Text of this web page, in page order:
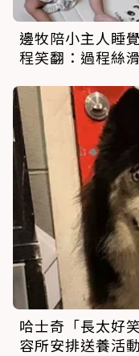
邊牧陪小主人睡
程笑翻：過程絲
哈士奇「長太好
容所安排送養活